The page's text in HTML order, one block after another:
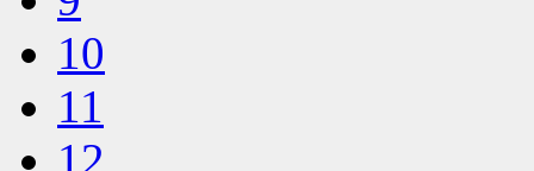
10
11
12